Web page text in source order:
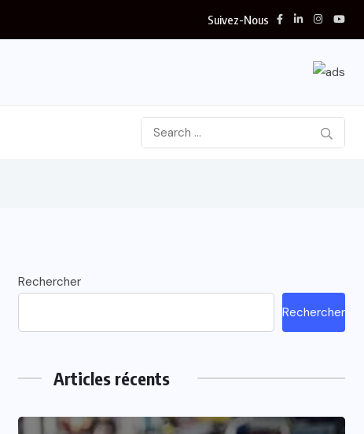
Suivez-Nous
Rechercher
Rechercher
Articles récents